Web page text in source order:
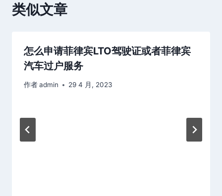
类似文章
怎么申请菲律宾LTO驾驶证或者菲律宾
汽车过户服务
作者admin 29 4 月, 2023